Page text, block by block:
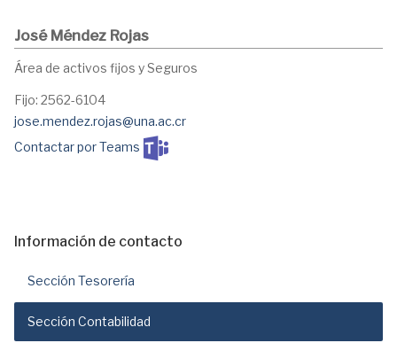
José Méndez Rojas
Área de activos fijos y Seguros
Fijo: 2562-6104
jose.mendez.rojas@una.ac.cr
Contactar por Teams
Información de contacto
Sección Tesorería
Sección Contabilidad